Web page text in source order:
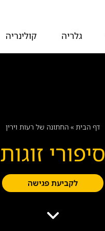
גלריה קולינריה
דף הבית» החתונה של רעות וירין
סיפורי זוגות
לקביעת פגישה